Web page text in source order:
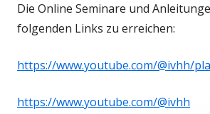
Die Online Seminare und
folgenden Links zu erreichen:
https://www.youtube.com/@ivhh/
https://www.youtube.com/@ivhh